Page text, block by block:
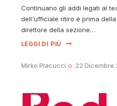
Continuano gli addi legati al
dell'ufficiale ritiro e prima
direttore della sezione…
LEGGI DI PIÙ
Mirko Placucci 22 Dicembre